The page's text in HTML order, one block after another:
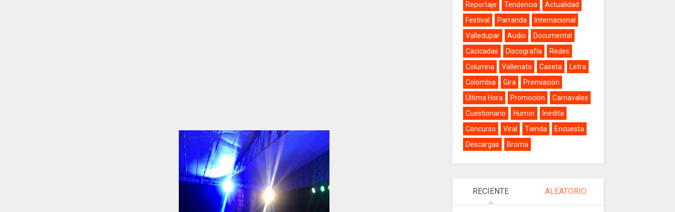
Reportaje
Tendencia
Actualidad
Festival
Parranda
Internacional
Valledupar
Audio
Documental
Cacicadas
Discografía
Redes
Columna
Vallenato Caseta
Letra
Colombia
Gira
Premiación
Última Hora
Promoción
Carnavales
Cuestionario
Humor
Inedita
Concurso
Viral Tienda
Encuesta
Descargas
Broma
RECIENTE ALEATORIO